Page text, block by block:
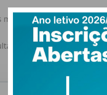
ao estado
em embaraço para o